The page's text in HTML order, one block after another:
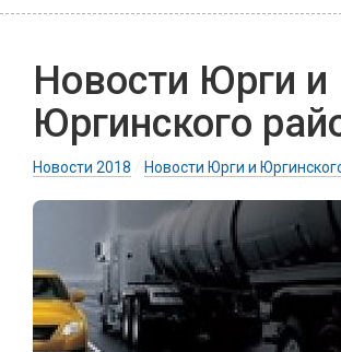
Новости Юрги и
Юргинского
Новости 2018 Новости Юрги и